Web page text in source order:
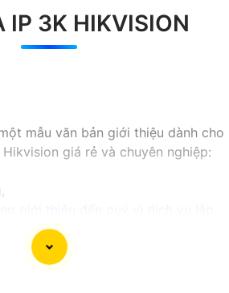
IP 3K HIKVISION
mẫu văn bản giới thiệu dành cho
giá rẻ và chuyên nghiệp:
rẻ và chuyên nghiệp cho dự án
trong lĩnh vực lắp đặt camera an